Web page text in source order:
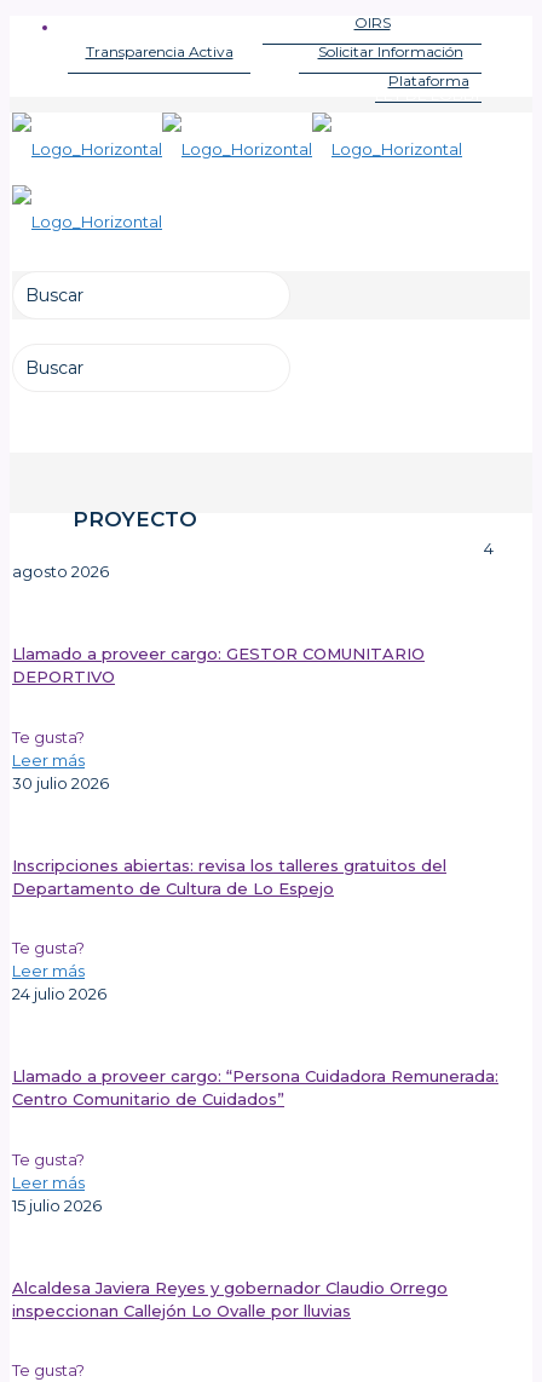
OIRS
Solicitar Información
Transparencia Activa
Plataforma
PROYECTO
4
agosto 2026
Llamado a proveer cargo: GESTOR COMUNITARIO
DEPORTIVO
Te gusta?
Leer más
30 julio 2026
Inscripciones abiertas: revisa los talleres gratuitos del
Departamento de Cultura de Lo Espejo
Te gusta?
Leer más
24 julio 2026
Llamado a proveer cargo: “Persona Cuidadora Remunerada:
Centro Comunitario de Cuidados”
Te gusta?
Leer más
15 julio 2026
Alcaldesa Javiera Reyes y gobernador Claudio Orrego
inspeccionan Callejón Lo Ovalle por lluvias
Te gusta?